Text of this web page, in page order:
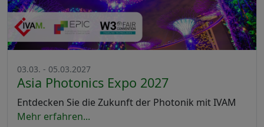
03.03. - 05.03.2027
Asia Photonics Expo 2027
Entdecken Sie die Zukunft der Photonik mit IVAM
Mehr erfahren...